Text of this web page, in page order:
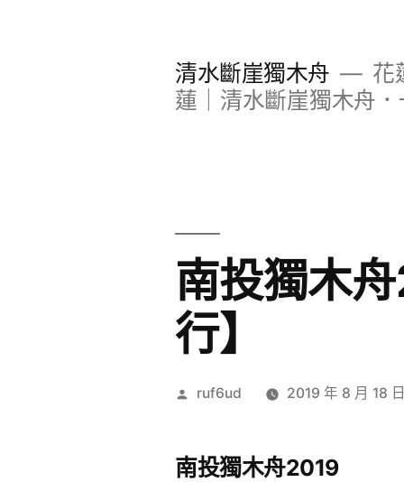
清水斷崖獨木舟
花
蓮｜清水斷崖獨木舟
南投獨木
行】
作
ruf6ud 2019 年 8 月 18 日
南投獨木舟2019